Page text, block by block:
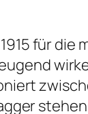
für die